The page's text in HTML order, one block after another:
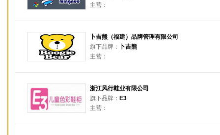
主营：
卜吉熊（福建）品牌管理有限公司
旗下品牌：
卜吉熊
主营：
浙江风行鞋业有限公司
旗下品牌： E3
主营：